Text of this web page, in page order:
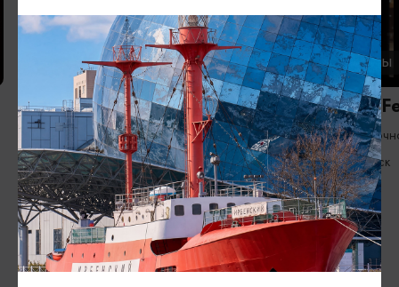
РЕСТОРАНЫ
Ресторан Мане/Mane
(закрыт)
11:00-23:00
Калининград
РЕСТОРАНЫ
Ресторан
Светлогорск